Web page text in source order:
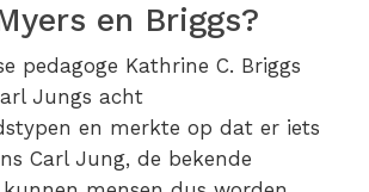
en Briggs?
pedagoge Kathrine C. Briggs
Jungs acht
en merkte op dat er iets
Carl Jung, de bekende